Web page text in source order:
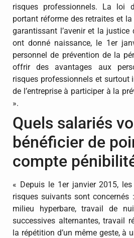
risques professionnels. La loi
portant réforme des retraites et
garantissant l’avenir et la justice
ont donné naissance, le 1er
personnel de prévention de la
offrir des avantages aux
risques professionnels et surtout
de l’entreprise à participer à la
».
Quels salariés
bénéficier de
compte
« Depuis le 1er janvier 2015,
risques suivants sont concernés
milieu hyperbare, travail de
successives alternantes, travail
la répétition d’un même geste, à